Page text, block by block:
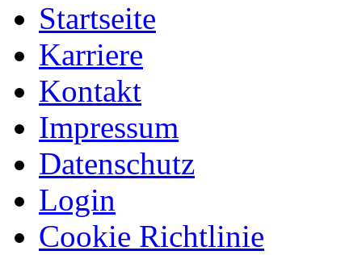
Startseite
Karriere
Kontakt
Impressum
Datenschutz
Login
Cookie Richtlinie